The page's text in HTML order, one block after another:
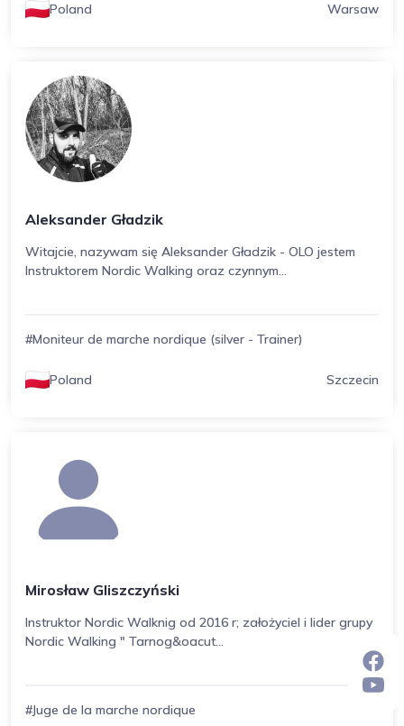
Poland Warsaw
Aleksander Gładzik
Witajcie, nazywam się Aleksander Gładzik - OLO jestem
Instruktorem Nordic Walking oraz czynnym...
#Moniteur de marche nordique (silver - Trainer)
Poland Szczecin
Mirosław Gliszczyński
Instruktor Nordic Walknig od 2016 r; założyciel i lider grupy
Nordic Walking " Tarnog&oacut...
#Juge de la marche nordique